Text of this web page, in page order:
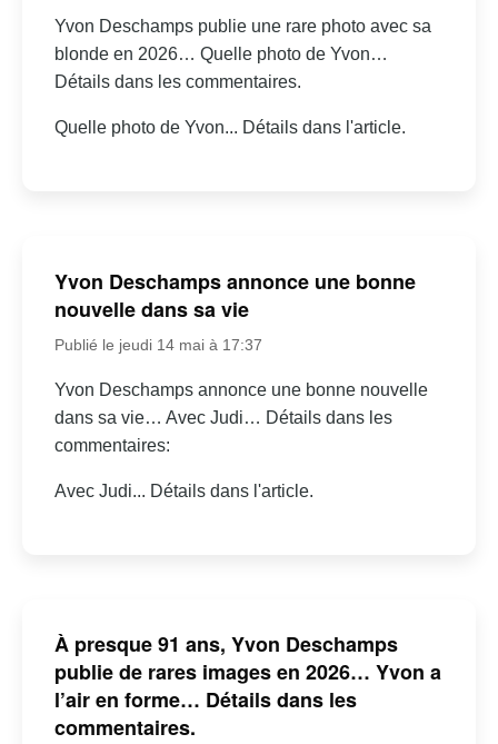
Yvon Deschamps publie une rare photo avec sa
blonde en 2026… Quelle photo de Yvon…
Détails dans les commentaires.
Quelle photo de Yvon... Détails dans l'article.
Yvon Deschamps annonce une bonne
nouvelle dans sa vie
Publié le jeudi 14 mai à 17:37
Yvon Deschamps annonce une bonne nouvelle
dans sa vie… Avec Judi… Détails dans les
commentaires:
Avec Judi... Détails dans l'article.
À presque 91 ans, Yvon Deschamps
publie de rares images en 2026… Yvon a
l’air en forme… Détails dans les
commentaires.